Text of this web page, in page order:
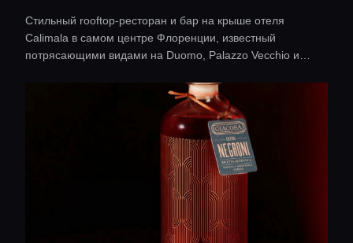
Стильный rooftop-ресторан и бар на крыше отеля
Calimala в самом центре Флоренции, известный
потрясающими видами на Duomo, Palazzo Vecchio и